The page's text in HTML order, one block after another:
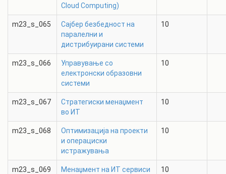
Cloud Computing)
m23_s_065
Сајбер безбедност на
паралелни и
дистрибуирани системи
10
m23_s_066
Управување со
електронски образовни
системи
10
m23_s_067
Стратегиски менаџмент
во ИТ
10
m23_s_068
Оптимизација на проекти
и операциски
истражувања
10
m23_s_069 Менаџмент на ИТ сервиси 10